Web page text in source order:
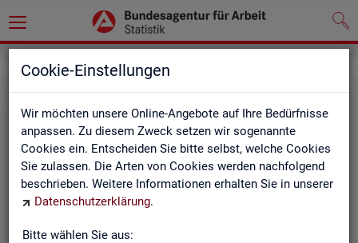
Cookie-Einstellungen
Wir möchten unsere Online-Angebote auf Ihre Bedürfnisse
anpassen. Zu diesem Zweck setzen wir sogenannte
Cookies ein. Entscheiden Sie bitte selbst, welche Cookies
Sie zulassen. Die Arten von Cookies werden nachfolgend
beschrieben. Weitere Informationen erhalten Sie in unserer
Datenschutzerklärung.
Bitte wählen Sie aus: